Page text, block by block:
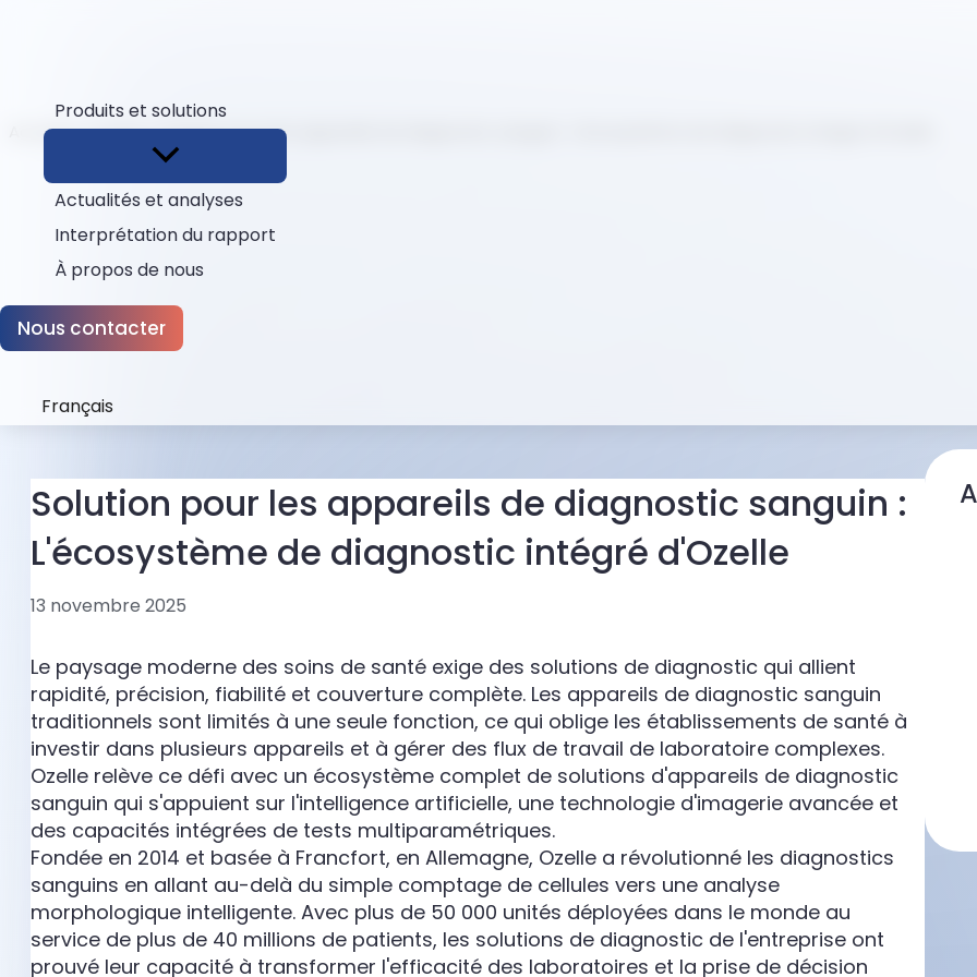
Produits et solutions
Actualités et analyses
Interprétation du rapport
À propos de nous
Nous contacter
Français
Accueil Cacher Solution pour les appareils de diagnostic sanguin : L'écosystème de diagnostic intégré d'Ozelle
Solution pour les appareils de diagnostic sanguin :
L'écosystème de diagnostic intégré d'Ozelle
13 novembre 2025
Le paysage moderne des soins de santé exige des solutions de diagnostic qui allient
rapidité, précision, fiabilité et couverture complète. Les appareils de diagnostic sanguin
traditionnels sont limités à une seule fonction, ce qui oblige les établissements de santé à
investir dans plusieurs appareils et à gérer des flux de travail de laboratoire complexes.
Ozelle relève ce défi avec un écosystème complet de solutions d'appareils de diagnostic
sanguin qui s'appuient sur l'intelligence artificielle, une technologie d'imagerie avancée et
des capacités intégrées de tests multiparamétriques.
Fondée en 2014 et basée à Francfort, en Allemagne, Ozelle a révolutionné les diagnostics
sanguins en allant au-delà du simple comptage de cellules vers une analyse
morphologique intelligente. Avec plus de 50 000 unités déployées dans le monde au
service de plus de 40 millions de patients, les solutions de diagnostic de l'entreprise ont
prouvé leur capacité à transformer l'efficacité des laboratoires et la prise de décision